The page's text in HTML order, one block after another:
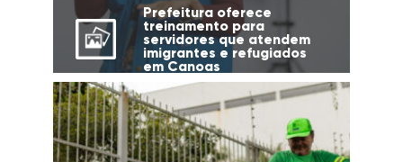
Prefeitura oferece
treinamento para
servidores que atendem
imigrantes e refugiados
em Canoas